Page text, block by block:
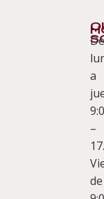
Te
De
a
–
de